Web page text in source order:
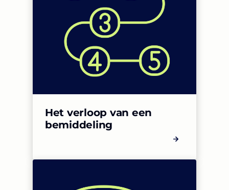
Het verloop van een
bemiddeling